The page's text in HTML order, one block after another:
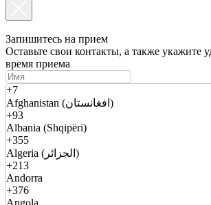
Запишитесь на прием
Оставьте свои контакты, а также укажите
время приема
+7
Afghanistan (افغانستان)
+93
Albania (Shqipëri)
+355
Algeria (الجزائر)
+213
Andorra
+376
Angola